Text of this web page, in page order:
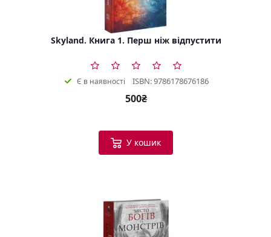
Skyland. Книга 1. Перш ніж відпустити
Є в наявності ISBN: 9786178676186
500₴
У кошик